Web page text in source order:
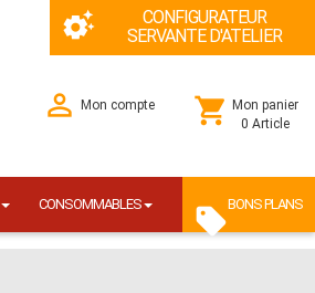
CONFIGURATEUR
SERVANTE D'ATELIER
Mon compte
Mon panier
0 Article
CONSOMMABLES BONS PLANS